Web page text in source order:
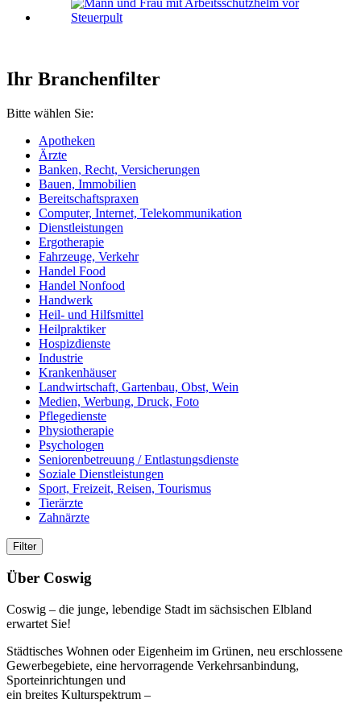
Ihr Branchenfilter
Bitte wählen Sie:
Apotheken
Ärzte
Banken, Recht, Versicherungen
Bauen, Immobilien
Bereitschaftspraxen
Computer, Internet, Telekommunikation
Dienstleistungen
Ergotherapie
Fahrzeuge, Verkehr
Handel Food
Handel Nonfood
Handwerk
Heil- und Hilfsmittel
Heilpraktiker
Hospizdienste
Industrie
Krankenhäuser
Landwirtschaft, Gartenbau, Obst, Wein
Medien, Werbung, Druck, Foto
Pflegedienste
Physiotherapie
Psychologen
Seniorenbetreuung / Entlastungsdienste
Soziale Dienstleistungen
Sport, Freizeit, Reisen, Tourismus
Tierärzte
Zahnärzte
Über Coswig
Coswig – die junge, lebendige Stadt im sächsischen Elbland
erwartet Sie!
Städtisches Wohnen oder Eigenheim im Grünen, neu erschlossene
Gewerbegebiete, eine hervorragende Verkehrsanbindung,
Sporteinrichtungen und
ein breites Kulturspektrum –